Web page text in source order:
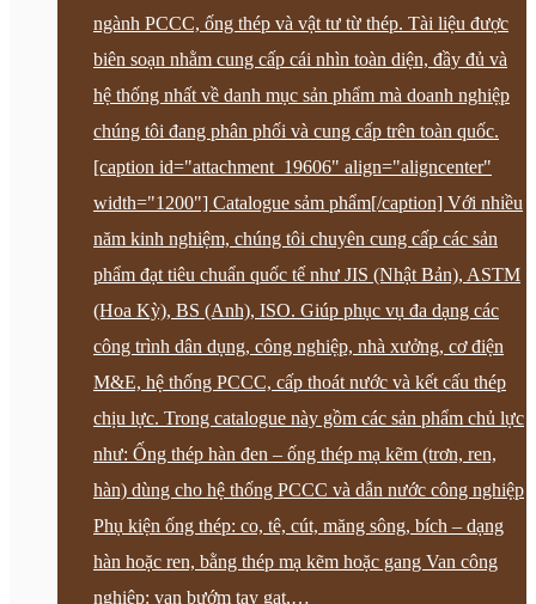
ngành PCCC, ống thép và vật tư từ thép. Tài liệu được
biên soạn nhằm cung cấp cái nhìn toàn diện, đầy đủ và
hệ thống nhất về danh mục sản phẩm mà doanh nghiệp
chúng tôi đang phân phối và cung cấp trên toàn quốc.
[caption id="attachment_19606" align="aligncenter"
width="1200"] Catalogue sảm phẩm[/caption] Với nhiều
năm kinh nghiệm, chúng tôi chuyên cung cấp các sản
phẩm đạt tiêu chuẩn quốc tế như JIS (Nhật Bản), ASTM
(Hoa Kỳ), BS (Anh), ISO. Giúp phục vụ đa dạng các
công trình dân dụng, công nghiệp, nhà xưởng, cơ điện
M&E, hệ thống PCCC, cấp thoát nước và kết cấu thép
chịu lực. Trong catalogue này gồm các sản phẩm chủ lực
như: Ống thép hàn đen – ống thép mạ kẽm (trơn, ren,
hàn) dùng cho hệ thống PCCC và dẫn nước công nghiệp
Phụ kiện ống thép: co, tê, cút, măng sông, bích – dạng
hàn hoặc ren, bằng thép mạ kẽm hoặc gang Van công
nghiệp: van bướm tay gạt,…